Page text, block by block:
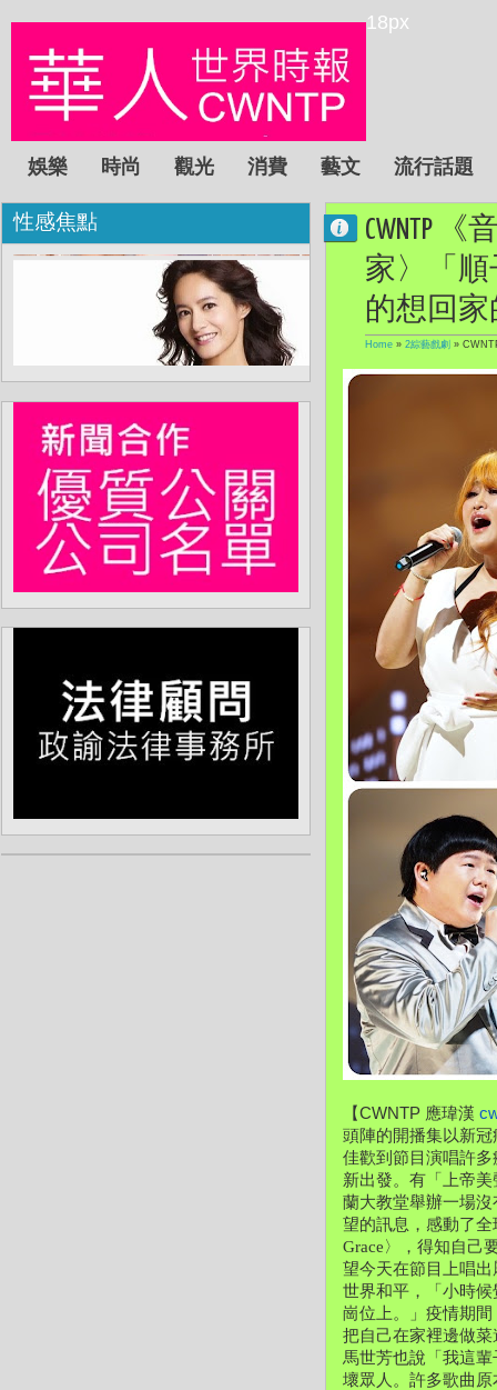
18px
娛樂 時尚 觀光 消費 藝文 流行話題
CWNTP
家〉「
的想回
Home » 2綜藝戲劇 »
【CWNTP 應瑋漢
頭陣的開播集以新
佳歡到節目演唱許
新出發。有「上帝
蘭大教堂舉辦一場
望的訊息，感動了
Grace〉，得知自己
望今天在節目上唱
世界和平，「小時
崗位上。」疫情期
把自己在家裡邊做
馬世芳也說「我這
壞眾人。許多歌曲
性感焦點